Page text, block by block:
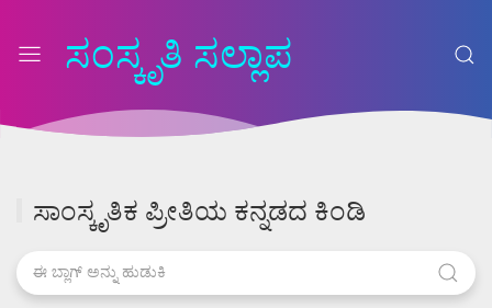
ಸಂಸ್ಕೃತಿ ಸಲ್ಲಾಪ
ಸಾಂಸ್ಕೃತಿಕ ಪ್ರೀತಿಯ ಕನ್ನಡದ ಕಿಂಡಿ